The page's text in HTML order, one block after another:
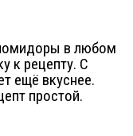
в любом
к рецепту. С
ещё вкуснее.
простой.